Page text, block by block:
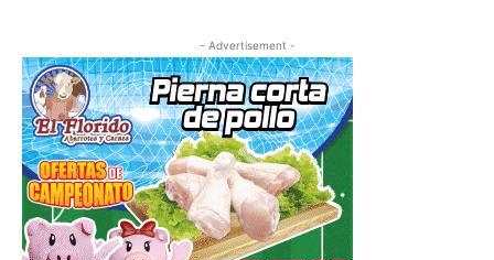
- Advertisement -